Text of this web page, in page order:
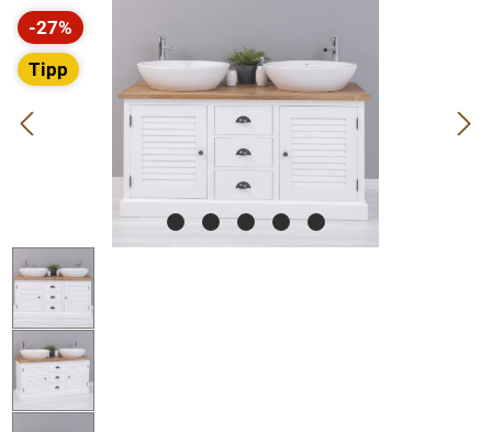
Bildergalerie überspringen
-27%
Rabatt
Tipp